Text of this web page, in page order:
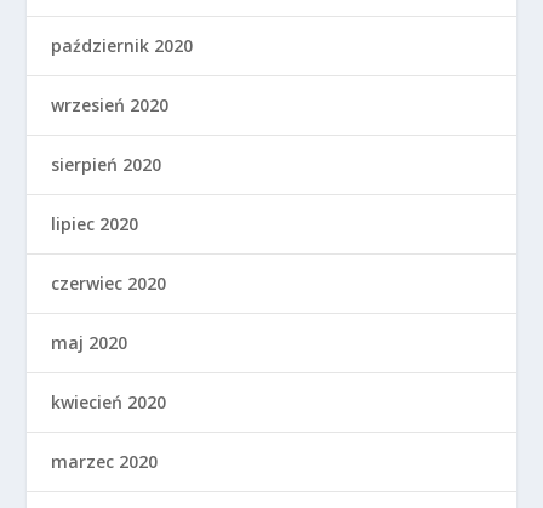
październik 2020
wrzesień 2020
sierpień 2020
lipiec 2020
czerwiec 2020
maj 2020
kwiecień 2020
marzec 2020